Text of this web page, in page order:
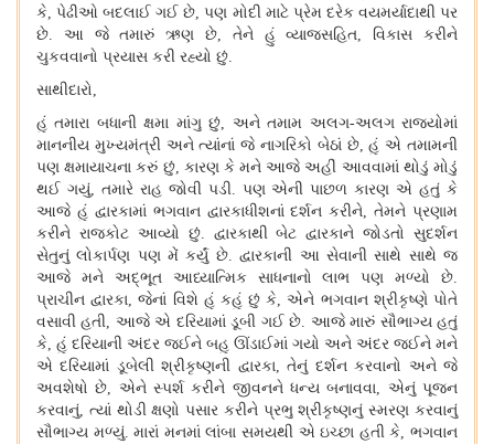
કે, પેઢીઓ બદલાઈ ગઈ છે, પણ મોદી માટે પ્રેમ દરેક વયમર્યાદાથી પર
છે. આ જે તમારું ઋણ છે, તેને હું વ્યાજસહિત, વિકાસ કરીને
ચુકવવાનો પ્રયાસ કરી રહ્યો છું.
સાથીદારો,
હું તમારા બધાની ક્ષમા માંગુ છું, અને તમામ અલગ-અલગ રાજ્યોમાં
માનનીય મુખ્યમંત્રી અને ત્યાંનાં જે નાગરિકો બેઠાં છે, હું એ તમામની
પણ ક્ષમાયાચના કરું છું, કારણ કે મને આજે અહીં આવવામાં થોડું મોડું
થઈ ગયું, તમારે રાહ જોવી પડી. પણ એની પાછળ કારણ એ હતું કે
આજે હું દ્વારકામાં ભગવાન દ્વારકાધીશનાં દર્શન કરીને, તેમને પ્રણામ
કરીને રાજકોટ આવ્યો છું. દ્વારકાથી બેટ દ્વારકાને જોડતો સુદર્શન
સેતુનું લોકાર્પણ પણ મેં કર્યું છે. દ્વારકાની આ સેવાની સાથે સાથે જ
આજે મને અદ્ભૂત આધ્યાત્મિક સાધનાનો લાભ પણ મળ્યો છે.
પ્રાચીન દ્વારકા, જેનાં વિશે હું કહું છું કે, એને ભગવાન શ્રીકૃષ્ણે પોતે
વસાવી હતી, આજે એ દરિયામાં ડૂબી ગઈ છે. આજે મારું સૌભાગ્ય હતું
કે, હું દરિયાની અંદર જઈને બહુ ઊંડાઈમાં ગયો અને અંદર જઈને મને
એ દરિયામાં ડૂબેલી શ્રીકૃષ્ણની દ્વારકા, તેનું દર્શન કરવાનો અને જે
અવશેષો છે, એને સ્પર્શ કરીને જીવનને ધન્ય બનાવવા, એનું પૂજન
કરવાનું, ત્યાં થોડી ક્ષણો પસાર કરીને પ્રભુ શ્રીકૃષ્ણનું સ્મરણ કરવાનું
સૌભાગ્ય મળ્યું. મારાં મનમાં લાંબા સમયથી એ ઇચ્છા હતી કે, ભગવાન